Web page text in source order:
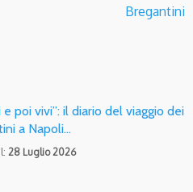
Bregantini
e poi vivi”: il diario del viaggio dei
a Napoli…
28 Luglio 2026